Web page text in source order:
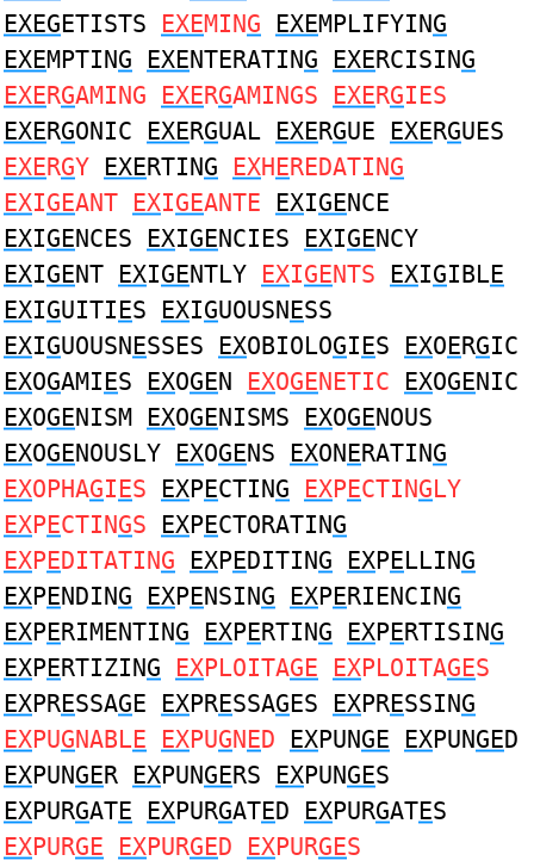
EXEGETISTS EXEMING EXEMPLIFYING
EXEMPTING EXENTERATING EXERCISING
EXERGAMING EXERGAMINGS EXERGIES
EXERGONIC EXERGUAL EXERGUE EXERGUES
EXERGY EXERTING EXHEREDATING
EXIGEANT EXIGEANTE EXIGENCE
EXIGENCES EXIGENCIES EXIGENCY
EXIGENT EXIGENTLY EXIGENTS EXIGIBLE
EXIGUITIES EXIGUOUSNESS
EXIGUOUSNESSES EXOBIOLOGIES EXOERGIC
EXOGAMIES EXOGEN EXOGENETIC EXOGENIC
EXOGENISM EXOGENISMS EXOGENOUS
EXOGENOUSLY EXOGENS EXONERATING
EXOPHAGIES EXPECTING EXPECTINGLY
EXPECTINGS EXPECTORATING
EXPEDITATING EXPEDITING EXPELLING
EXPENDING EXPENSING EXPERIENCING
EXPERIMENTING EXPERTING EXPERTISING
EXPERTIZING EXPLOITAGE EXPLOITAGES
EXPRESSAGE EXPRESSAGES EXPRESSING
EXPUGNABLE EXPUGNED EXPUNGE EXPUNGED
EXPUNGER EXPUNGERS EXPUNGES
EXPURGATE EXPURGATED EXPURGATES
EXPURGE EXPURGED EXPURGES